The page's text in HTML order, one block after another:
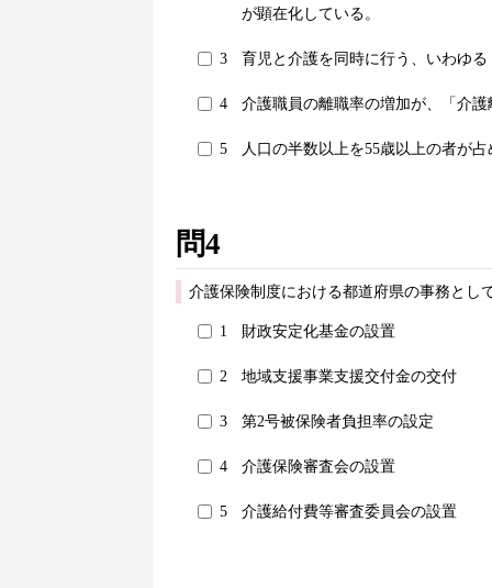
が顕在化している。
3 育児と介護を同時に行う、いわゆ
4 介護職員の離職率の増加が、「介
5 人口の半数以上を55歳以上の者が
問4
介護保険制度における都道府県の事務とし
1 財政安定化基金の設置
2 地域支援事業支援交付金の交付
3 第2号被保険者負担率の設定
4 介護保険審査会の設置
5 介護給付費等審査委員会の設置